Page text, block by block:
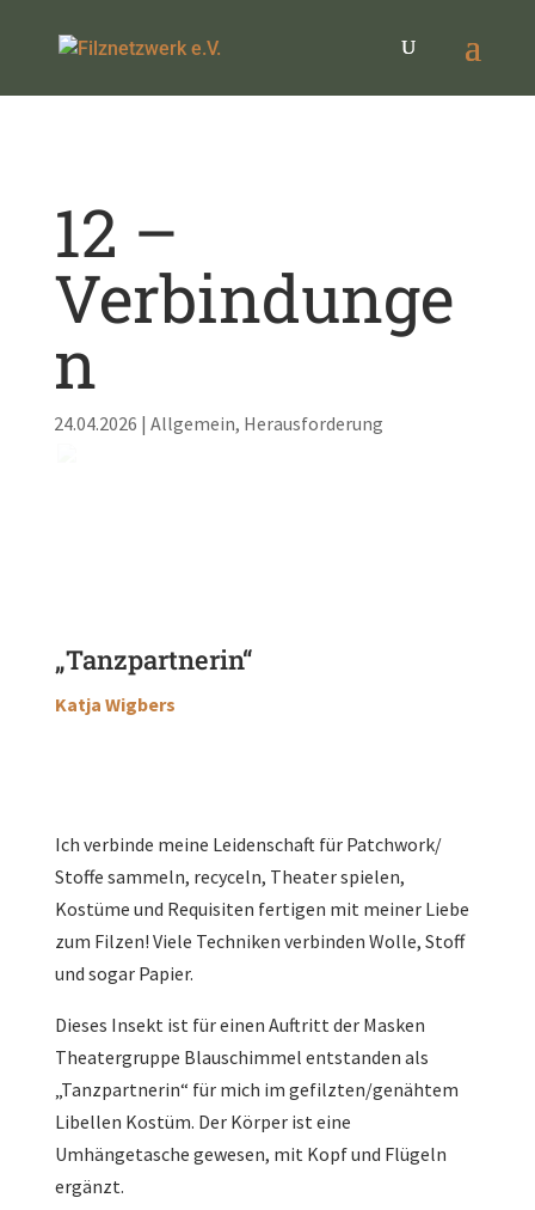
12 –
Verbindunge
n
24.04.2026 | Allgemein, Herausforderung
„Tanzpartnerin“
Katja Wigbers
Ich verbinde meine Leidenschaft für Patchwork/
Stoffe sammeln, recyceln, Theater spielen,
Kostüme und Requisiten fertigen mit meiner Liebe
zum Filzen! Viele Techniken verbinden Wolle, Stoff
und sogar Papier.
Dieses Insekt ist für einen Auftritt der Masken
Theatergruppe Blauschimmel entstanden als
„Tanzpartnerin“ für mich im gefilzten/genähtem
Libellen Kostüm. Der Körper ist eine
Umhängetasche gewesen, mit Kopf und Flügeln
ergänzt.